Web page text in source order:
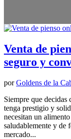
Venta de
seguro y
porGoldens de la
Siempre que decidas
tenga prestigio y
necesitan un
saludablemente y de
mercado...